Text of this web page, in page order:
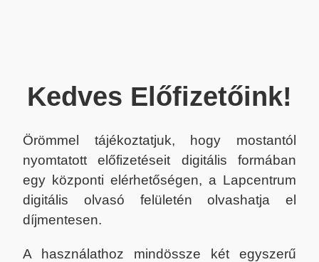
Kedves Előfizetőink!
Örömmel tájékoztatjuk, hogy mostantól
nyomtatott előfizetéseit digitális formában
egy központi elérhetőségen, a Lapcentrum
digitális olvasó felületén olvashatja el
díjmentesen.
A használathoz mindössze két egyszerű